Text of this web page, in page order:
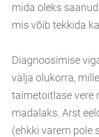
mida oleks
mis võib tekkida
Diagnoosimise
välja olukorra,
taimetoitlase vere
madalaks. Arst
(ehkki varem pole